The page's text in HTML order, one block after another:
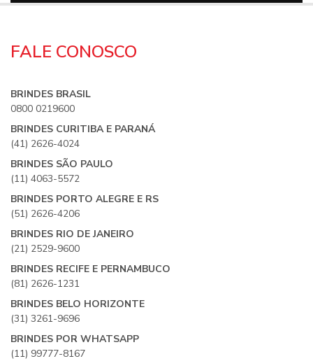
FALE CONOSCO
BRINDES BRASIL
0800 0219600
BRINDES CURITIBA E PARANÁ
(41) 2626-4024
BRINDES SÃO PAULO
(11) 4063-5572
BRINDES PORTO ALEGRE E RS
(51) 2626-4206
BRINDES RIO DE JANEIRO
(21) 2529-9600
BRINDES RECIFE E PERNAMBUCO
(81) 2626-1231
BRINDES BELO HORIZONTE
(31) 3261-9696
BRINDES POR WHATSAPP
(11) 99777-8167